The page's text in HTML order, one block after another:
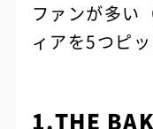
ファンが多い
ィアを5つピ
1.THE